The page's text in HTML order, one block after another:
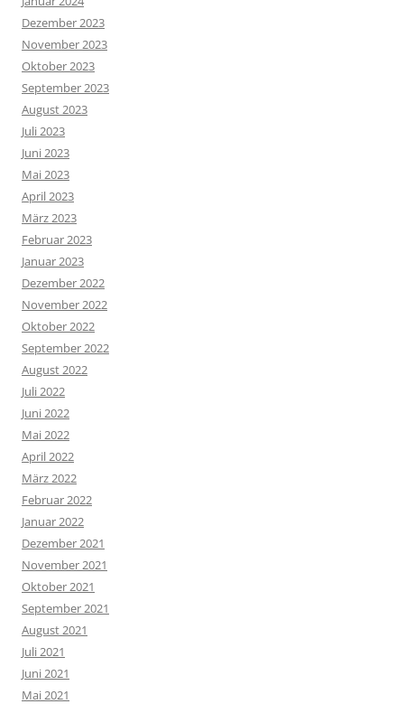
Dezember 2023
November 2023
Oktober 2023
September 2023
August 2023
Juli 2023
Juni 2023
Mai 2023
April 2023
März 2023
Februar 2023
Januar 2023
Dezember 2022
November 2022
Oktober 2022
September 2022
August 2022
Juli 2022
Juni 2022
Mai 2022
April 2022
März 2022
Februar 2022
Januar 2022
Dezember 2021
November 2021
Oktober 2021
September 2021
August 2021
Juli 2021
Juni 2021
Mai 2021